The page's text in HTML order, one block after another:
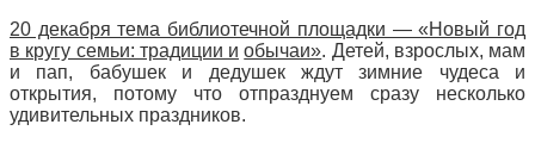
20 декабря тема библиотечной площадки — «Новый год
в кругу семьи: традиции и обычаи». Детей, взрослых, мам
и пап, бабушек и дедушек ждут зимние чудеса и
открытия, потому что отпразднуем сразу несколько
удивительных праздников.